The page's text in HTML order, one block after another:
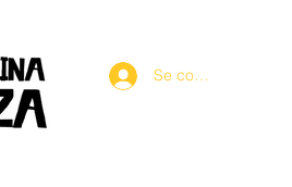
Se connecter